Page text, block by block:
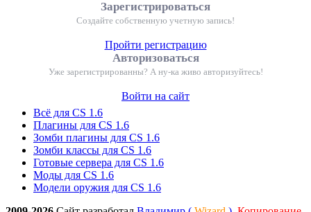
Зарегистрироваться
Создайте собственную учетную запись!
Пройти регистрацию
Авторизоваться
Уже зарегистрированны? А ну-ка живо авторизуйтесь!
Войти на сайт
Всё для CS 1.6
Плагины для CS 1.6
Зомби плагины для CS 1.6
Зомби классы для CS 1.6
Готовые сервера для CS 1.6
Моды для CS 1.6
Модели оружия для CS 1.6